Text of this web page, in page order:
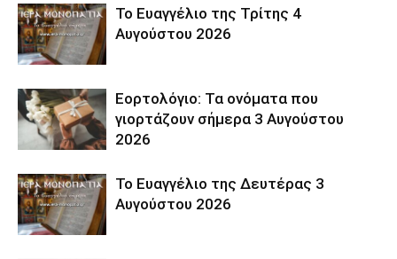
Το Ευαγγέλιο της Τρίτης 4
Αυγούστου 2026
Εορτολόγιο: Τα ονόματα που
γιορτάζουν σήμερα 3 Αυγούστου
2026
Το Ευαγγέλιο της Δευτέρας 3
Αυγούστου 2026